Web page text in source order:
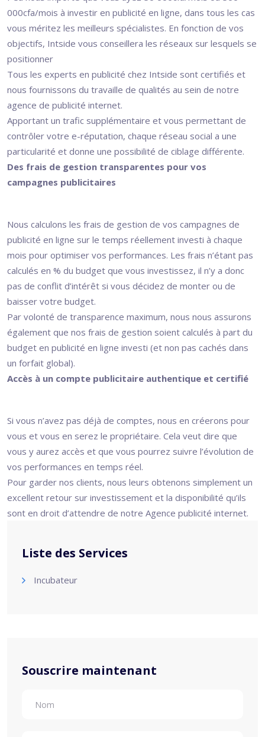
Liste des Services
Incubateur
Souscrire maintenant
000cfa/mois à investir en publicité en ligne, dans tous les cas
vous méritez les meilleurs spécialistes. En fonction de vos
objectifs, Intside vous conseillera les réseaux sur lesquels se
positionner
Tous les experts en publicité chez Intside sont certifiés et
nous fournissons du travaille de qualités au sein de notre
agence de publicité internet.
Apportant un trafic supplémentaire et vous permettant de
contrôler votre e-réputation, chaque réseau social a une
particularité et donne une possibilité de ciblage différente.
Des frais de gestion transparentes pour vos
campagnes publicitaires
Nous calculons les frais de gestion de vos campagnes de
publicité en ligne sur le temps réellement investi à chaque
mois pour optimiser vos performances. Les frais n’étant pas
calculés en % du budget que vous investissez, il n’y a donc
pas de conflit d’intérêt si vous décidez de monter ou de
baisser votre budget.
Par volonté de transparence maximum, nous nous assurons
également que nos frais de gestion soient calculés à part du
budget en publicité en ligne investi (et non pas cachés dans
un forfait global).
Accès à un compte publicitaire authentique et certifié
Si vous n’avez pas déjà de comptes, nous en créerons pour
vous et vous en serez le propriétaire. Cela veut dire que
vous y aurez accès et que vous pourrez suivre l’évolution de
vos performances en temps réel.
Pour garder nos clients, nous leurs obtenons simplement un
excellent retour sur investissement et la disponibilité qu’ils
sont en droit d’attendre de notre Agence publicité internet.